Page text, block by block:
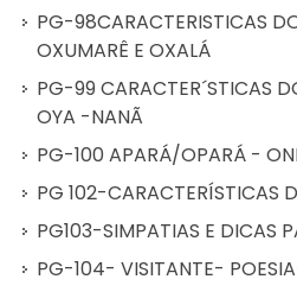
PG-98CARACTERISTICAS
OXUMARÊ E OXALÁ
PG-99 CARACTER´STICAS
OYA -NANÃ
PG-100 APARÁ/OPARÁ -
PG 102-CARACTERÍSTICAS
PG103-SIMPATIAS E DICAS
PG-104- VISITANTE-